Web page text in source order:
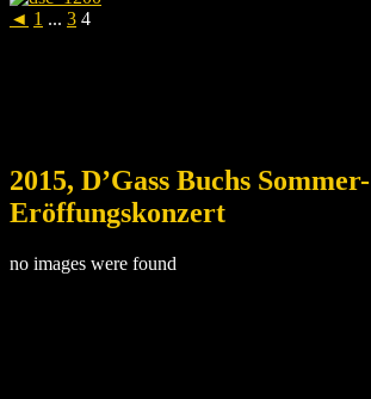
◄ 1 ... 3 4
2015, D’Gass Buchs Sommer-
Eröffungskonzert
no images were found